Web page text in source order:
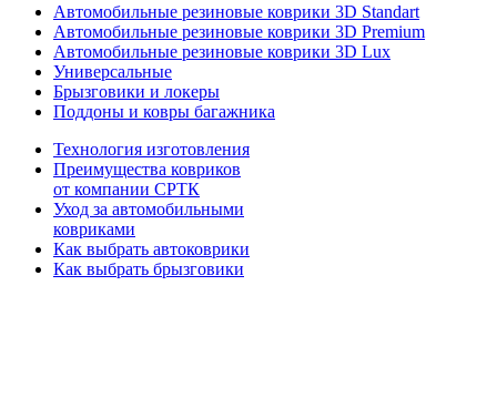
Автомобильные резиновые коврики 3D Standart
Автомобильные резиновые коврики 3D Premium
Автомобильные резиновые коврики 3D Lux
Универсальные
Брызговики и локеры
Поддоны и ковры багажника
Технология изготовления
Преимущества ковриков
от компании СРТК
Уход за автомобильными
ковриками
Как выбрать автоковрики
Как выбрать брызговики